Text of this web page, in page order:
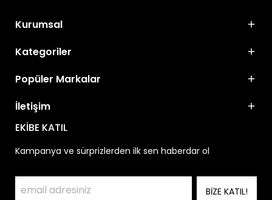
Kurumsal
Kategoriler
Popüler Markalar
İletişim
EKİBE KATIL
Kampanya ve sürprizlerden ilk sen haberdar ol
BİZE KATIL!